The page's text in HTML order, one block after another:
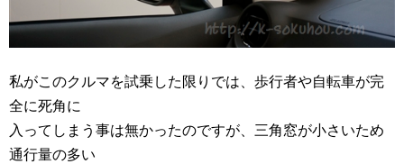
私がこのクルマを試乗した限りでは、歩行者や自転車が完
全に死角に
入ってしまう事は無かったのですが、三角窓が小さいため
通行量の多い